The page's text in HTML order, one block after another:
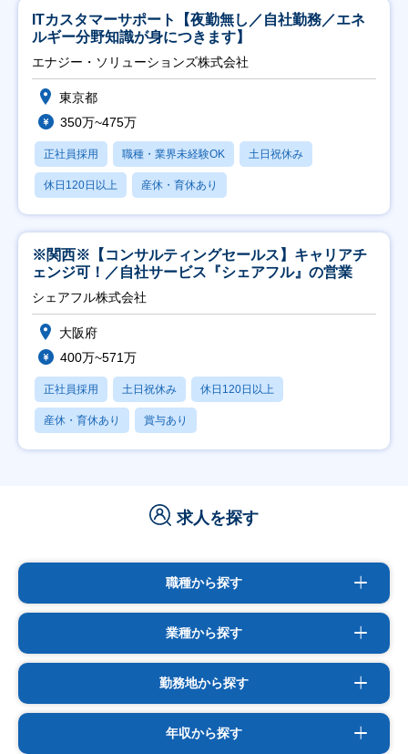
ITカスタマーサポート【夜勤無し／自社勤務／エネ
ルギー分野知識が身につきます】
エナジー・ソリューションズ株式会社
東京都
350万~475万
正社員採用 職種・業界未経験OK 土日祝休み
休日120日以上 産休・育休あり
※関西※【コンサルティングセールス】キャリアチ
ェンジ可！／自社サービス『シェアフル』の営業
シェアフル株式会社
大阪府
400万~571万
正社員採用 土日祝休み 休日120日以上
産休・育休あり 賞与あり
求人を探す
職種から探す
業種から探す
勤務地から探す
年収から探す